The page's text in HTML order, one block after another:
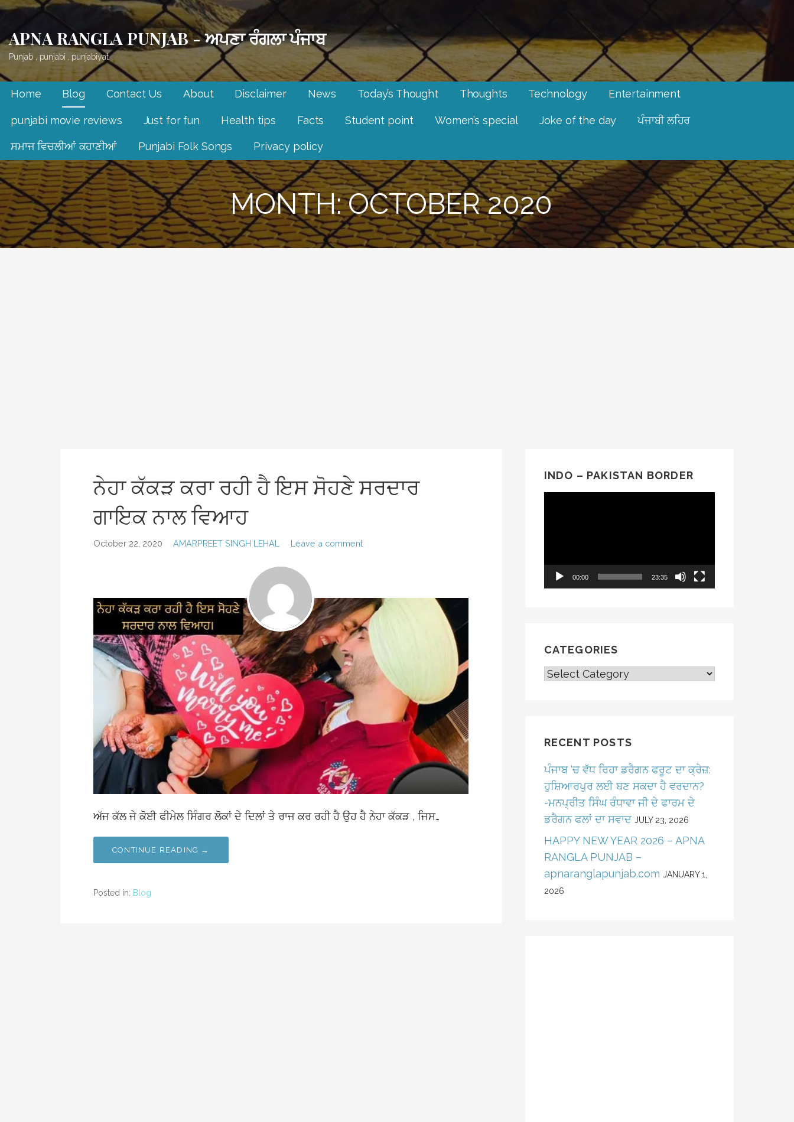
Skip
content
APNA RANGLA PUNJAB - ਅਪਣਾ ਰੰਗਲਾ ਪੰਜਾਬ
Punjab , punjabi , punjabiyat.
Home Blog Contact Us About Disclaimer News Today’s Thought Thoughts Technology Entertainment
punjabi movie reviews Just for fun Health tips Facts Student point Women’s special Joke of the day ਪੰਜਾਬੀ ਲਹਿਰ
ਸਮਾਜ ਵਿਚਲੀਆਂ ਕਹਾਣੀਆਂ Punjabi Folk Songs Privacy policy
MONTH: OCTOBER 2020
ਨੇਹਾ ਕੱਕੜ ਕਰਾ ਰਹੀ ਹੈ ਇਸ ਸੋਹਣੇ ਸਰਦਾਰ
ਗਾਇਕ ਨਾਲ ਵਿਆਹ
October 22, 2020 AMARPREET SINGH LEHAL Leave a comment
ਅੱਜ ਕੱਲ ਜੇ ਕੋਈ ਫੀਮੇਲ ਸਿੰਗਰ ਲੋਕਾਂ ਦੇ ਦਿਲਾਂ ਤੇ ਰਾਜ ਕਰ ਰਹੀ ਹੈ ਉਹ ਹੈ ਨੇਹਾ ਕੱਕੜ , ਜਿਸ…
CONTINUE READING →
Posted in: Blog
INDO – PAKISTAN BORDER
00:00 23:35
CATEGORIES
CATEGORIES
RECENT POSTS
ਪੰਜਾਬ ‘ਚ ਵੱਧ ਰਿਹਾ ਡਰੈਗਨ ਫਰੂਟ ਦਾ ਕ੍ਰੇਜ਼:
ਹੁਸ਼ਿਆਰਪੁਰ ਲਈ ਬਣ ਸਕਦਾ ਹੈ ਵਰਦਾਨ?
-ਮਨਪ੍ਰੀਤ ਸਿੰਘ ਰੰਧਾਵਾ ਜੀ ਦੇ ਫਾਰਮ ਦੇ
ਡਰੈਗਨ ਫਲਾਂ ਦਾ ਸਵਾਦ JULY 23, 2026
HAPPY NEW YEAR 2026 – APNA
RANGLA PUNJAB –
apnaranglapunjab.com JANUARY 1,
2026